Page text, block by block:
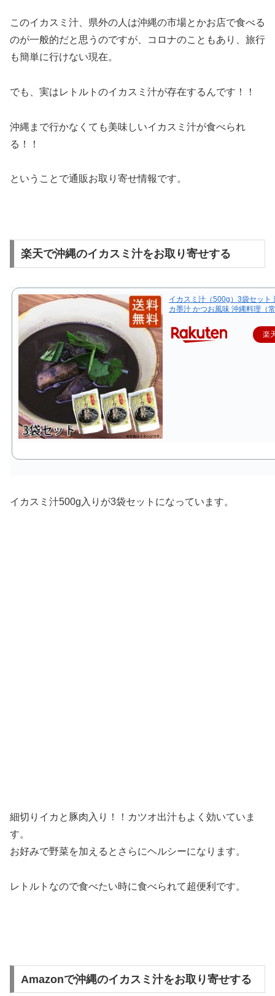
このイカスミ汁、県外の人は沖縄の市場とかお店で食べる
のが一般的だと思うのですが、コロナのこともあり、旅行
も簡単に行けない現在。
でも、実はレトルトのイカスミ汁が存在する んです！！
沖縄まで行かなくても美味しいイカスミ汁が食べられ
る！！
ということで通販お取り寄せ情報です。
楽天で沖縄のイカスミ汁をお取り寄せする
イカスミ汁（500g）3袋セット
カ墨汁 かつお風味 沖縄料理（
楽
イカスミ汁500g入りが3袋セット になっています。
細切りイカと豚肉入り！！ カツオ出汁もよく効いていま
す。
お好みで野菜を加えるとさらにヘルシーになります。
レトルトなので食べたい時に食べられて超便利です。
Amazonで沖縄のイカスミ汁をお取り寄せする